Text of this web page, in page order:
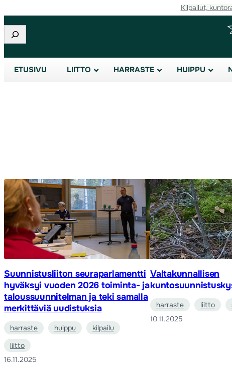
sisältöön
Kilpailut,
Etsi
ETUSIVU LIITTO HARRASTE HUIPPU
Suunnistusliiton seuraparlamentti
hyväksyi vuoden 2026 toiminta- ja
taloussuunnitelman ja teki samalla
merkittäviä uudistuksia
harraste huippu
kilpailu
liitto
16.11.2025
Valtakunnallisen
harraste liitto
10.11.2025